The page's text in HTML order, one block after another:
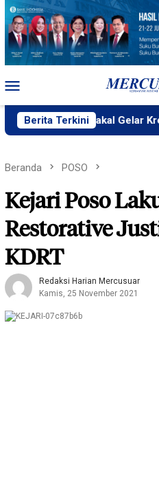
Loncat
konten
Mobile
Berita Terkini
Bakal Gelar Kreasi
Beranda POSO
Kejari Poso
Restorative
KDRT
Redaksi Harian Mercusuar
Kamis, 25 November 2021